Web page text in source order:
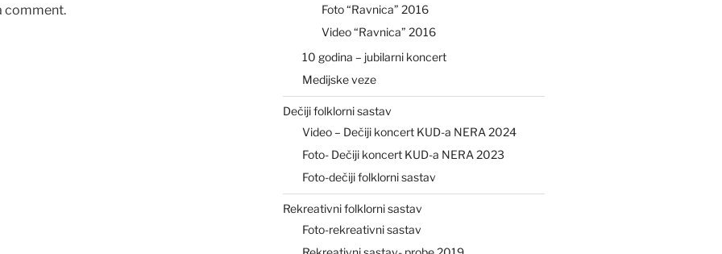
comment.
Foto “Ravnica” 2016
Video “Ravnica” 2016
10 godina – jubilarni koncert
Medijske veze
Dečiji folklorni sastav
Video – Dečiji koncert KUD-a NERA 2024
Foto- Dečiji koncert KUD-a NERA 2023
Foto-dečiji folklorni sastav
Rekreativni folklorni sastav
Foto-rekreativni sastav